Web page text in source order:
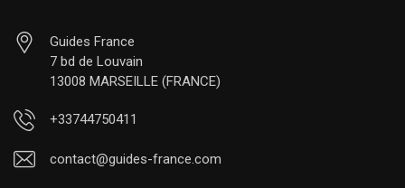
Guides France
7 bd de Louvain
13008 MARSEILLE (FRANCE)
+33744750411
contact@guides-france.com